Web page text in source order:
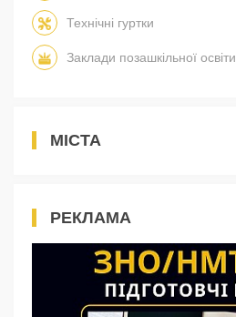
Технічні гуртки
Заклади позашкільної освіти
МІСТА
РЕКЛАМА